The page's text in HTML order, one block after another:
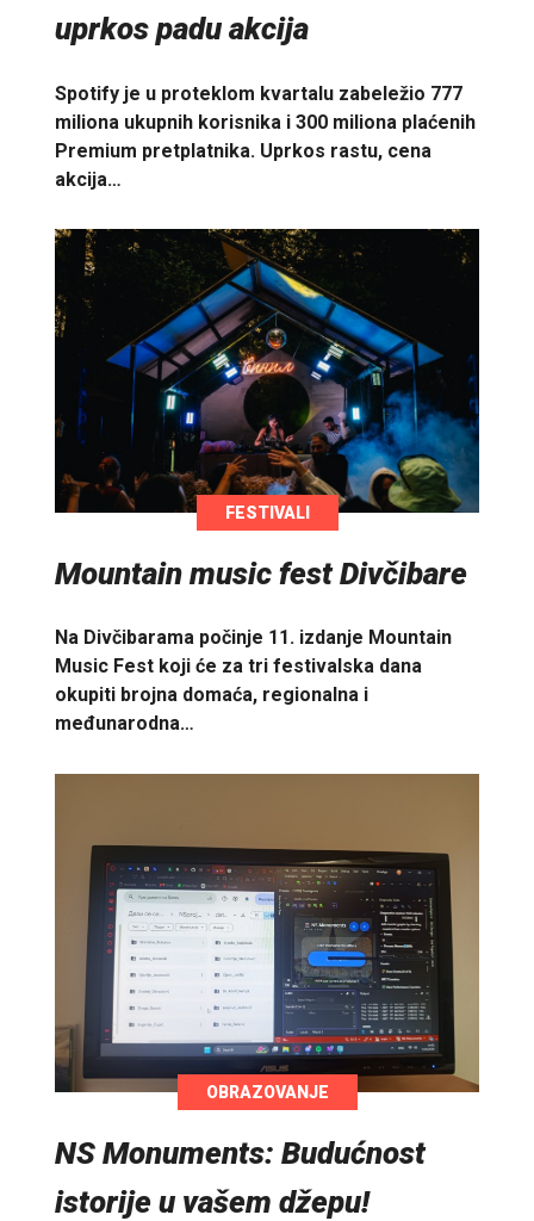
uprkos padu akcija
Spotify je u proteklom kvartalu zabeležio 777
miliona ukupnih korisnika i 300 miliona plaćenih
Premium pretplatnika. Uprkos rastu, cena
akcija…
FESTIVALI
Mountain music fest Divčibare
Na Divčibarama počinje 11. izdanje Mountain
Music Fest koji će za tri festivalska dana
okupiti brojna domaća, regionalna i
međunarodna…
OBRAZOVANJE
NS Monuments: Budućnost
istorije u vašem džepu!